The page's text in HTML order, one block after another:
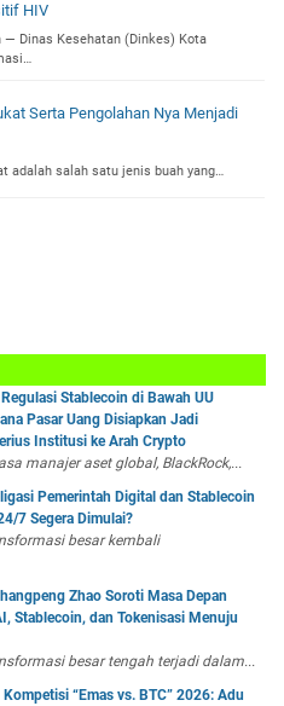
HIV
— Dinas Kesehatan (Dinkes) Kota
Serta Pengolahan Nya Menjadi
adalah salah satu jenis buah yang…
Stablecoin di Bawah UU
Pasar Uang Disiapkan Jadi
Institusi ke Arah Crypto
manajer aset global, BlackRock,...
Pemerintah Digital dan Stablecoin
7 Segera Dimulai?
besar kembali
Zhao Soroti Masa Depan
Stablecoin, dan Tokenisasi Menuju
besar tengah terjadi dalam...
“Emas vs. BTC” 2026: Adu